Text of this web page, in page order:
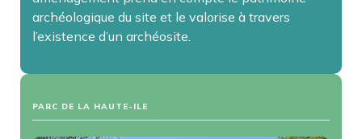
archéologique du site et le valorise à travers
l’existence d’un archéosite.
PARC DE LA HAUTE-ILE